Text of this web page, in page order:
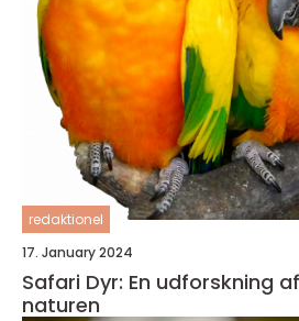
redaktionel
17. January 2024
Safari Dyr: En udforskning
naturen